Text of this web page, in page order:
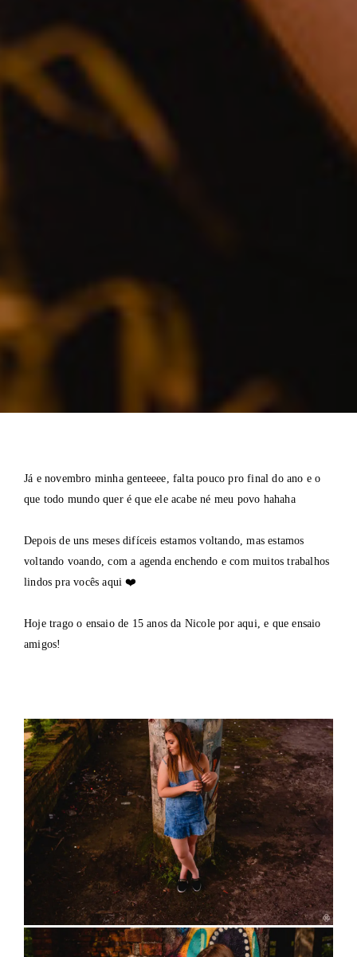
Já e novembro minha genteeee, falta pouco pro final do ano e o
que todo mundo quer é que ele acabe né meu povo hahaha
Depois de uns meses difíceis estamos voltando, mas estamos
voltando voando, com a agenda enchendo e com muitos trabalhos
lindos pra vocês aqui ❤️
Hoje trago o ensaio de 15 anos da Nicole por aqui, e que ensaio
amigos!